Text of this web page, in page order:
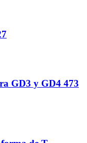
GD3 y GD4 473